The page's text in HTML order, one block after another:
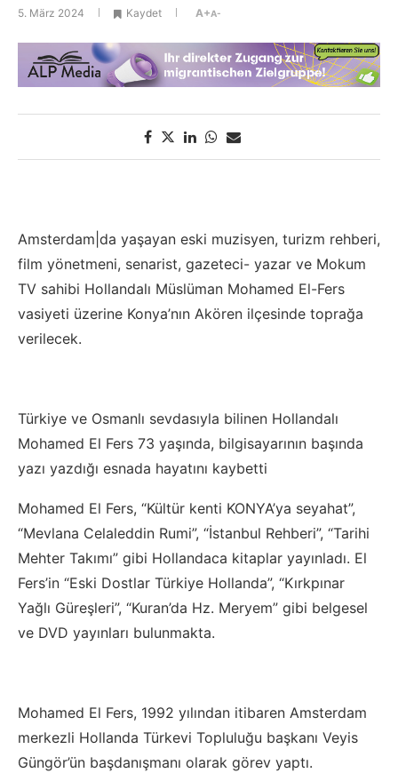
5. März 2024 Kaydet A+A-
Amsterdam|da yaşayan eski muzisyen, turizm rehberi,
film yönetmeni, senarist, gazeteci- yazar ve Mokum
TV sahibi Hollandalı Müslüman Mohamed El-Fers
vasiyeti üzerine Konya’nın Akören ilçesinde toprağa
verilecek.
Türkiye ve Osmanlı sevdasıyla bilinen Hollandalı
Mohamed El Fers 73 yaşında, bilgisayarının başında
yazı yazdığı esnada hayatını kaybetti
Mohamed El Fers, “Kültür kenti KONYA’ya seyahat”,
“Mevlana Celaleddin Rumi”, “İstanbul Rehberi”, “Tarihi
Mehter Takımı” gibi Hollandaca kitaplar yayınladı. El
Fers’in “Eski Dostlar Türkiye Hollanda”, “Kırkpınar
Yağlı Güreşleri”, “Kuran’da Hz. Meryem” gibi belgesel
ve DVD yayınları bulunmakta.
Mohamed El Fers, 1992 yılından itibaren Amsterdam
merkezli Hollanda Türkevi Topluluğu başkanı Veyis
Güngör’ün başdanışmanı olarak görev yaptı.